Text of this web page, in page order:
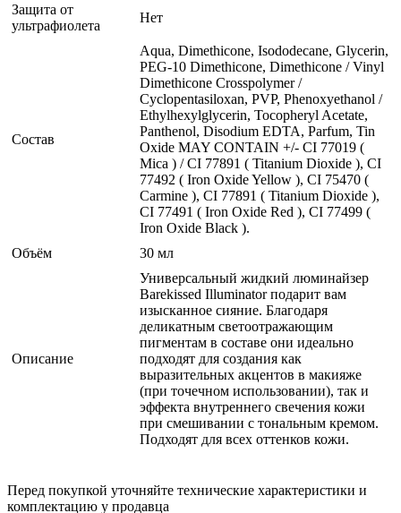
Защита от
ультрафиолета
Нет
Состав
Aqua, Dimethicone, Isododecane, Glycerin,
PEG-10 Dimethicone, Dimethicone / Vinyl
Dimethicone Crosspolymer /
Cyclopentasiloxan, PVP, Phenoxyethanol /
Ethylhexylglycerin, Tocopheryl Acetate,
Panthenol, Disodium EDTA, Parfum, Tin
Oxide MAY CONTAIN +/- CI 77019 (
Mica ) / CI 77891 ( Titanium Dioxide ), CI
77492 ( Iron Oxide Yellow ), CI 75470 (
Carmine ), CI 77891 ( Titanium Dioxide ),
CI 77491 ( Iron Oxide Red ), CI 77499 (
Iron Oxide Black ).
Объём
30 мл
Описание
Универсальный жидкий люминайзер
Barekissed Illuminator подарит вам
изысканное сияние. Благодаря
деликатным светоотражающим
пигментам в составе они идеально
подходят для создания как
выразительных акцентов в макияже
(при точечном использовании), так и
эффекта внутреннего свечения кожи
при смешивании с тональным кремом.
Подходят для всех оттенков кожи.
Перед покупкой уточняйте технические характеристики и
комплектацию у продавца